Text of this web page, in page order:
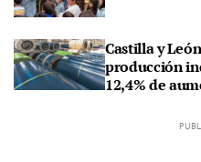
Castilla y
producción
12,4% de